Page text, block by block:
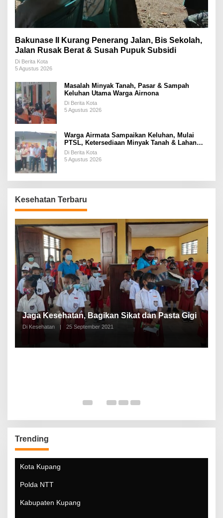
Bakunase II Kurang Penerang Jalan, Bis Sekolah,
Jalan Rusak Berat & Susah Pupuk Subsidi
Di Berita Kota
5 Agustus 2026
Masalah Minyak Tanah, Pasar & Sampah
Keluhan Utama Warga Airnona
Di Berita Kota
5 Agustus 2026
Warga Airmata Sampaikan Keluhan, Mulai
PTSL, Ketersediaan Minyak Tanah & Lahan
Pemakaman
Di Berita Kota
5 Agustus 2026
Kesehatan Terbaru
Jaga Kesehatan, Bagikan Sikat dan Pasta Gigi
Di Kesehatan 25 September 2021
Trending
Kota Kupang
Polda NTT
Kabupaten Kupang